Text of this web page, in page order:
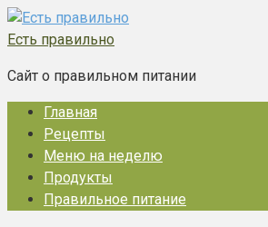
Перейти
к
Есть правильно
Сайт о правильном питании
Главная
Рецепты
Меню на неделю
Продукты
Правильное питание